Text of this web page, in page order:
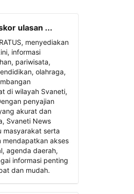
ulasan ...
menyediakan
informasi
pariwisata,
olahraga,
di wilayah Svaneti,
penyajian
akurat dan
Svaneti News
masyarakat serta
mendapatkan akses
agenda daerah,
informasi penting
dan mudah.